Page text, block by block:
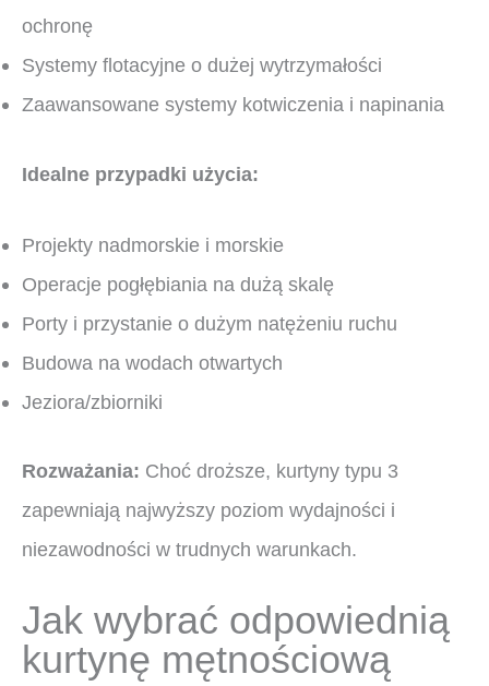
ochronę
Systemy flotacyjne o dużej wytrzymałości
Zaawansowane systemy kotwiczenia i napinania
Idealne przypadki użycia:
Projekty nadmorskie i morskie
Operacje pogłębiania na dużą skalę
Porty i przystanie o dużym natężeniu ruchu
Budowa na wodach otwartych
Jeziora/zbiorniki
Rozważania: Choć droższe, kurtyny typu 3
zapewniają najwyższy poziom wydajności i
niezawodności w trudnych warunkach.
Jak wybrać odpowiednią
kurtynę mętnościową